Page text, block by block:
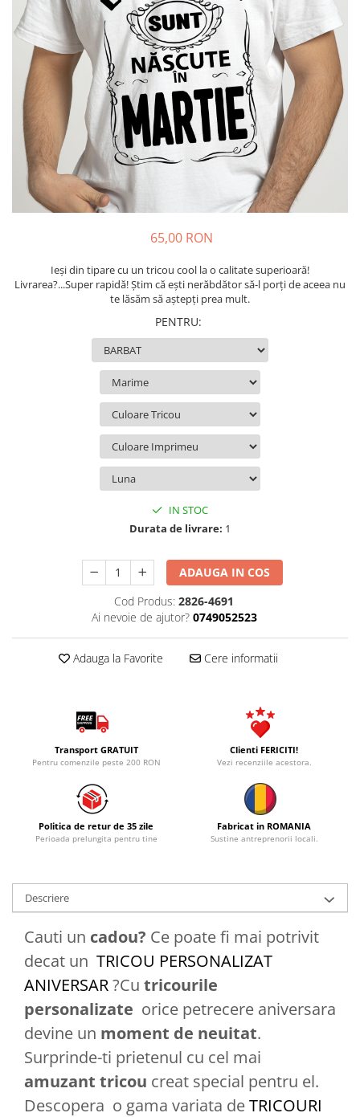
Tricouri Diverse
Tricouri Azi esti Tanar si maine...
Tricouri Motivationale
Tricouri Mamici
Tricouri Pensionari
Tricouri Animalute
Tricouri Stari
Tricouri Gameri
Tricouri Mesaje Virale
Tricouri Copii
65,00 RON
Ieși din tipare cu un tricou cool la o calitate superioară!
Livrarea?...Super rapidă! Știm că ești nerăbdător să-l porți de aceea nu
te lăsăm să aștepți prea mult.
PENTRU:
IN STOC
Durata de livrare: 1
ADAUGA IN COS
Cod Produs: 2826-4691
Ai nevoie de ajutor? 0749052523
Adauga la Favorite Cere informatii
Transport GRATUIT
Pentru comenzile peste 200 RON
Clienti FERICITI!
Vezi recenziile acestora.
Politica de retur de 35 zile
Perioada prelungita pentru tine
Fabricat in ROMANIA
Sustine antreprenorii locali.
Descriere
Cauti un cadou? Ce poate fi mai potrivit
decat un TRICOU PERSONALIZAT
ANIVERSAR?Cu tricourile
personalizate orice petrecere aniversara
devine un moment de neuitat.
Surprinde-ti prietenul cu cel mai
amuzant tricou creat special pentru el.
Descopera o gama variata deTRICOURI